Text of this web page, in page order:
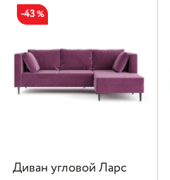
-43%
Диван угловой Ларс